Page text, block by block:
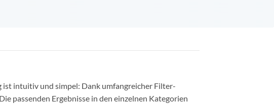
intuitiv und simpel: Dank umfangreicher Filter-
passenden Ergebnisse in den einzelnen Kategorien